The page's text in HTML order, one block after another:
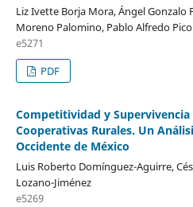
Liz Ivette Borja Mora, Ángel Gonzalo
Moreno Palomino, Pablo Alfredo
e5271
PDF
Competitividad y Supervivencia
Cooperativas Rurales. Un
Occidente de México
Luis Roberto Domínguez-Aguirre,
Lozano-Jiménez
e5269